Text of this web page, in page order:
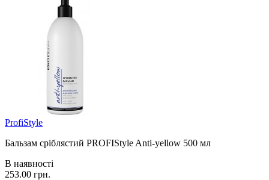
ProfiStyle
Бальзам сріблястий PROFIStyle Anti-yellow 500 мл
В наявності
253.00 грн.